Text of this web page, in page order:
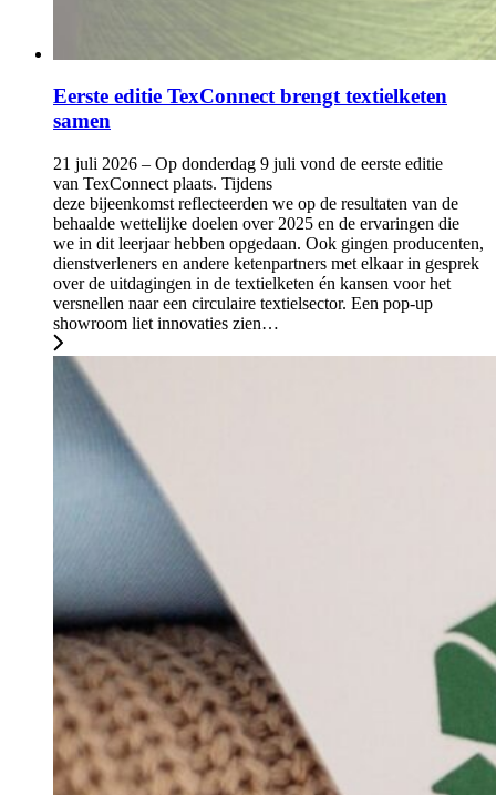
Eerste editie TexConnect brengt textielketen
samen
21 juli 2026 – Op donderdag 9 juli vond de eerste editie
van TexConnect plaats. Tijdens
deze bijeenkomst reflecteerden we op de resultaten van de
behaalde wettelijke doelen over 2025 en de ervaringen die
we in dit leerjaar hebben opgedaan. Ook gingen producenten,
dienstverleners en andere ketenpartners met elkaar in gesprek
over de uitdagingen in de textielketen én kansen voor het
versnellen naar een circulaire textielsector. Een pop-up
showroom liet innovaties zien…